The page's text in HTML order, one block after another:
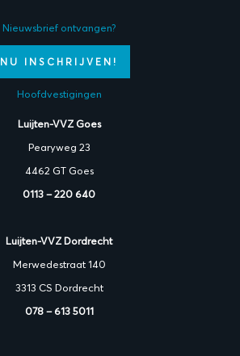
Nieuwsbrief ontvangen?
NU INSCHRIJVEN!
Hoofdvestigingen
Luijten-VVZ Goes
Pearyweg 23
4462 GT Goes
0113 – 220 640
Luijten-VVZ Dordrecht
Merwedestraat 140
3313 CS Dordrecht
078 – 613 5011